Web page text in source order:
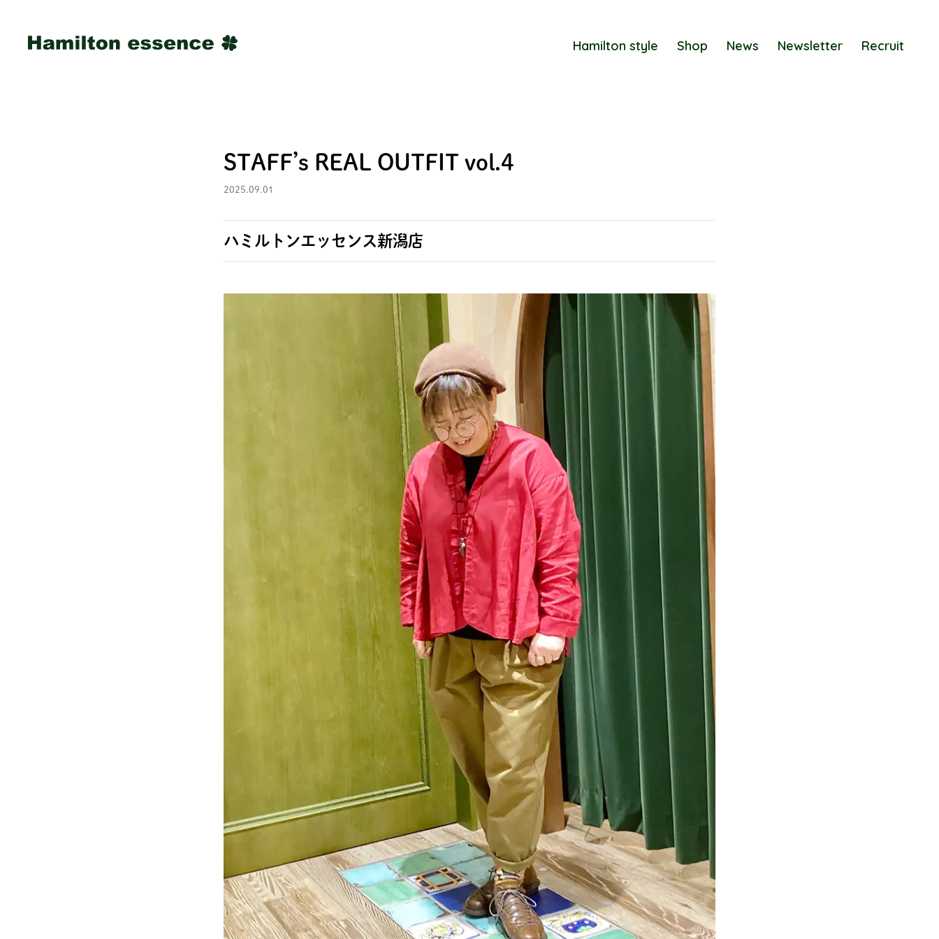
Hamilton style Shop News Newsletter Recruit
STAFF’s REAL OUTFIT vol.4
2025.09.01
ハミルトンエッセンス新潟店